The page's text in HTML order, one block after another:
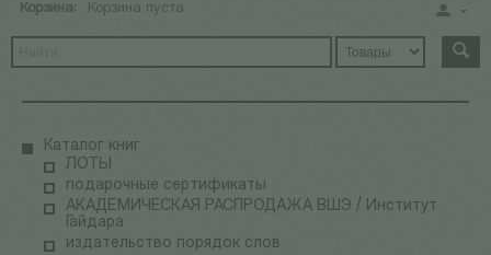
Корзина: Корзина пуста
Каталог книг
ЛОТЫ
подарочные сертификаты
АКАДЕМИЧЕСКАЯ РАСПРОДАЖА ВШЭ / Институт
Гайдара
издательство порядок слов